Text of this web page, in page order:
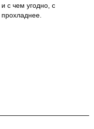
и с чем угодно с
прохладнее.